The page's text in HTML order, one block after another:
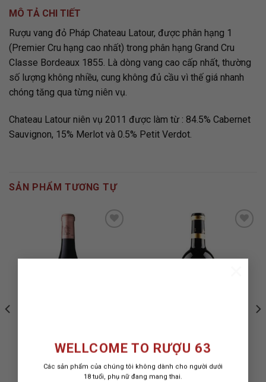
WELLCOME TO RƯỢU 63
Các sản phẩm của chúng tôi không dành cho người dưới
18 tuổi, phụ nữ đang mang thai.
MÔ TẢ CHI TIẾT
Rượu vang đỏ Pháp Chateau Latour, được phân hạng 1
(Premier Cru hạng cao nhất) trong phân hạng Grand Cru
Classe Bordeaux 1855. Là dòng vang cao cấp nhất, thường
số lượng không nhiều, cung không đủ cầu vì thế giá nhanh
chóng tăng qua từng niên vụ.
Chateau Latour niên vụ 2011 được làm từ : 84.5% Cabernet
Sauvignon, 15% Merlot và 0.5% Petit Verdot.
SẢN PHẨM TƯƠNG TỰ
ADD TO
RƯỢU VANG CHATEAU
ADD TO
RƯỢU VANG CHATEAUX